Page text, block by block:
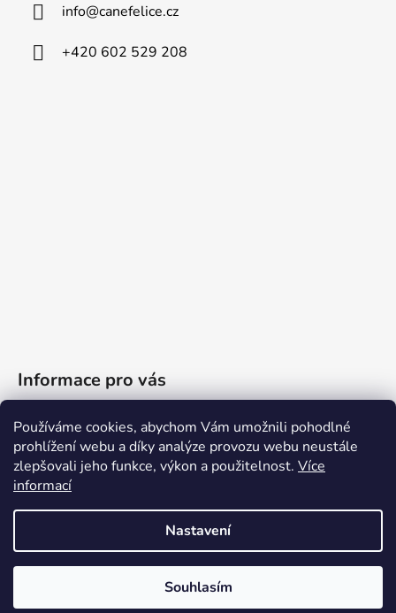
Používáme cookies, abychom Vám umožnili pohodlné
prohlížení webu a díky analýze provozu webu neustále
zlepšovali jeho funkce, výkon a použitelnost. Více
informací
Nastavení
Souhlasím
info@canefelice.cz
+420 602 529 208
Informace pro vás
Obchodní podmínky
Podmínky ochrany osobních údajů
Reklamační řád
Vytvořil Shoptet
CANE FELICE s.r.o.